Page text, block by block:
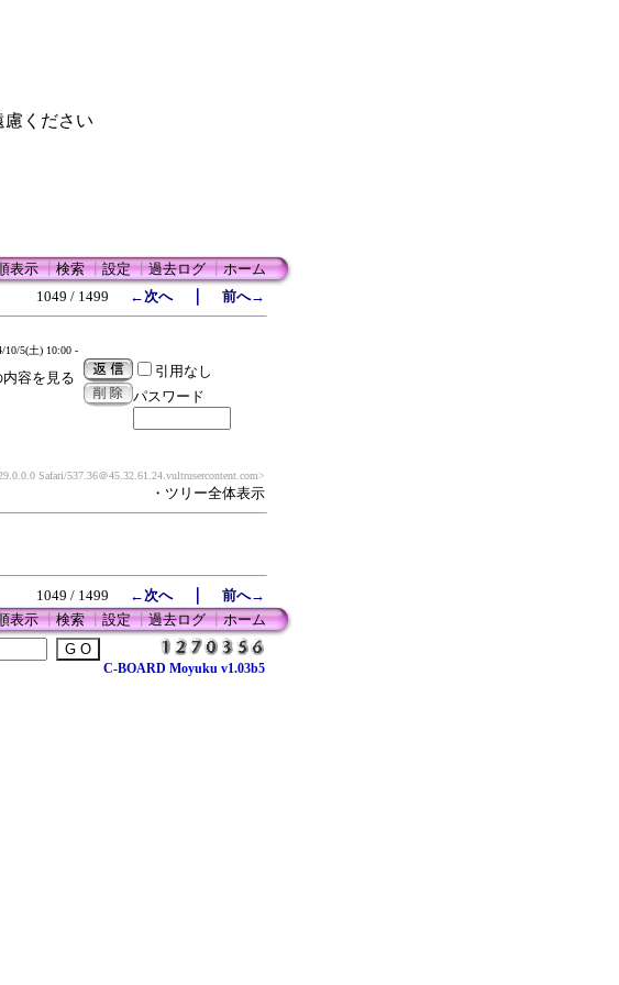
ください
表示┃検索┃設定┃過去ログ┃ホーム
1049 / 1499
←次へ｜ 前へ→
10/5(土) 10:00 -
容を見る
引用なし
パスワード
Safari/537.36＠45.32.61.24.vultrusercontent.com>
・ツリー全体表示
1049 / 1499 ←次へ｜ 前へ→
表示┃検索┃設定┃過去ログ┃ホーム
C-BOARD Moyuku v1.03b5